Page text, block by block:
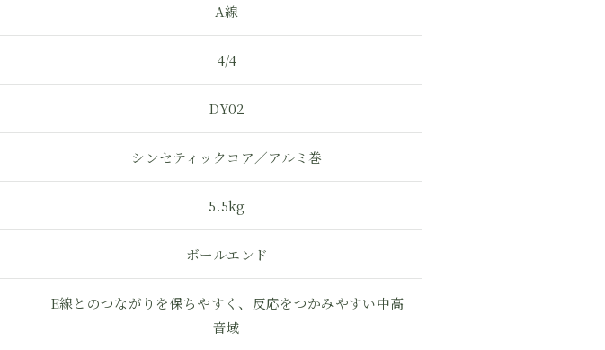
A線
4/4
DY02
シンセティックコア／アルミ巻
5.5kg
ボールエンド
E線とのつながりを保ちやすく、反応をつかみやすい中高
音域